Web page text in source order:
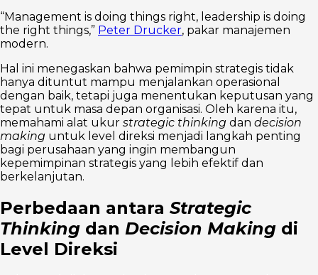
“Management is doing things right, leadership is doing
the right things,” Peter Drucker, pakar manajemen
modern.
Hal ini menegaskan bahwa pemimpin strategis tidak
hanya dituntut mampu menjalankan operasional
dengan baik, tetapi juga menentukan keputusan yang
tepat untuk masa depan organisasi. Oleh karena itu,
memahami alat ukur strategic thinking dan decision
making untuk level direksi menjadi langkah penting
bagi perusahaan yang ingin membangun
kepemimpinan strategis yang lebih efektif dan
berkelanjutan.
Perbedaan antara Strategic
Thinking dan Decision Making di
Level Direksi